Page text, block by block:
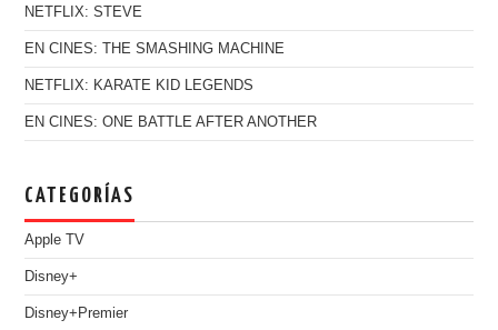
NETFLIX: STEVE
EN CINES: THE SMASHING MACHINE
NETFLIX: KARATE KID LEGENDS
EN CINES: ONE BATTLE AFTER ANOTHER
CATEGORÍAS
Apple TV
Disney+
Disney+Premier